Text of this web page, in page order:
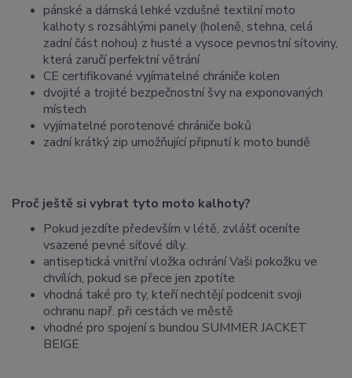
pánské a dámská lehké vzdušné textilní moto
kalhoty s rozsáhlými panely (holeně, stehna, celá
zadní část nohou) z husté a vysoce pevnostní sítoviny,
která zaručí perfektní větrání
CE certifikované vyjímatelné chrániče kolen
dvojité a trojité bezpečnostní švy na exponovaných
místech
vyjímatelné porotenové chrániče boků
zadní krátký zip umožňující připnutí k moto bundě
Proč ještě si vybrat tyto moto kalhoty?
Pokud jezdíte především v létě, zvlášť oceníte
vsazené pevné síťové díly.
antiseptická vnitřní vložka ochrání Vaši pokožku ve
chvílích, pokud se přece jen zpotíte
vhodná také pro ty, kteří nechtějí podcenit svoji
ochranu např. při cestách ve městě
vhodné pro spojení s bundou SUMMER JACKET
BEIGE